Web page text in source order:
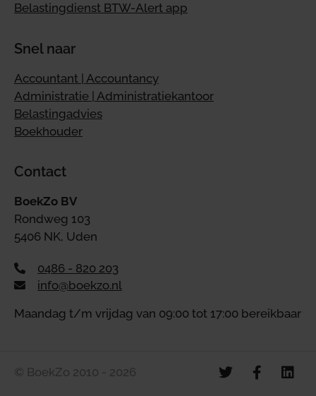
Belastingdienst BTW-Alert app
Snel naar
Accountant | Accountancy
Administratie | Administratiekantoor
Belastingadvies
Boekhouder
Contact
BoekZo BV
Rondweg 103
5406 NK, Uden
0486 - 820 203
info@boekzo.nl
Maandag t/m vrijdag van 09:00 tot 17:00 bereikbaar
© BoekZo 2010 - 2026